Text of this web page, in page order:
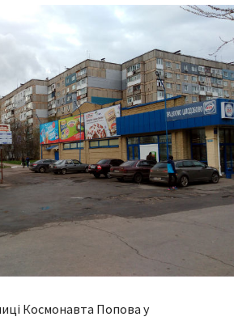
Космонавта Попова у